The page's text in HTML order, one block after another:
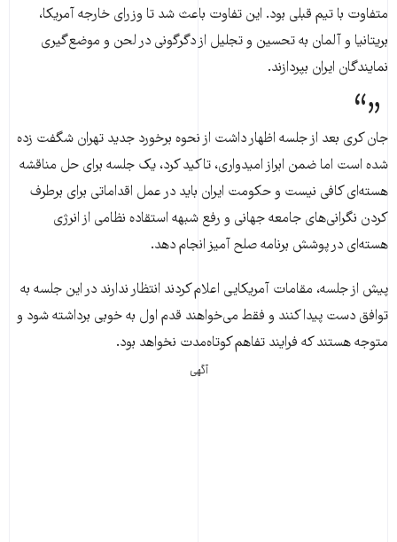
متفاوت با تیم قبلی بود. این تفاوت باعث شد تا وزرای خارجه آمریکا،
بریتانیا و آلمان به تحسین و تجلیل از دگرگونی در لحن و موضع‌گیری
نمایندگان ایران بپردازند.
جان کری بعد از جلسه اظهار داشت از نحوه برخورد جدید تهران شگفت زده
شده است اما ضمن ابراز امیدواری، تاکید کرد، یک جلسه برای حل مناقشه
هسته‌ای کافی نیست و حکومت ایران باید در عمل اقداماتی برای برطرف
کردن نگرانی‌های جامعه جهانی و رفع شبهه استقاده نظامی از انرژی
هسته‌ای در پوشش برنامه صلح آمیز انجام دهد.
پیش از جلسه، مقامات آمریکایی اعلام کردند انتظار ندارند در این جلسه به
توافق دست پیدا کنند و فقط می‌خواهند قدم اول به خوبی برداشته شود و
متوجه هستند که فرایند تفاهم کوتاه‌مدت نخواهد بود.
آگهی